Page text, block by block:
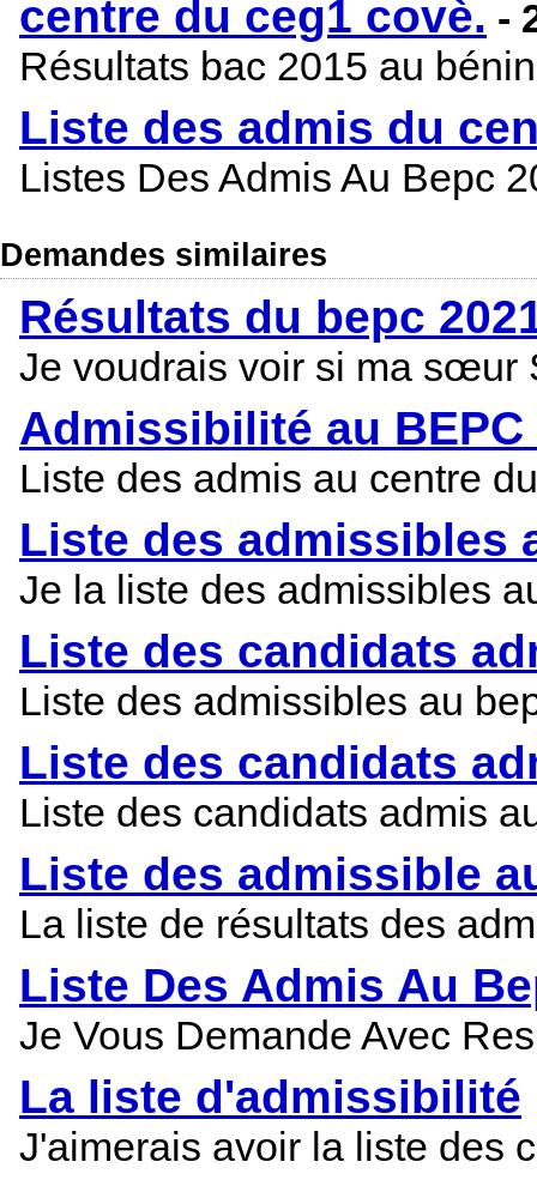
centre du ceg1 covè. -
Résultats bac 2015 au
Liste des admis du
Listes Des Admis Au Bepc
Demandes similaires
Résultats du bepc
Je voudrais voir si ma sœur
Admissibilité au BEPC
Liste des admis au centre
Liste des admissibles
Je la liste des admissibles
Liste des candidats
Liste des admissibles au
Liste des candidats
Liste des candidats admis
Liste des admissible
La liste de résultats des
Liste Des Admis Au
Je Vous Demande Avec
La liste d'admissibilité
J'aimerais avoir la liste des